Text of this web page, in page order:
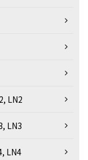
LN2
LN3
LN4